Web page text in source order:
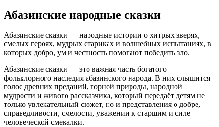
Абазинские народные сказки
Абазинские сказки — народные истории о хитрых зверях,
смелых героях, мудрых стариках и волшебных испытаниях, в
которых добро, ум и честность помогают победить зло.
Абазинские сказки — это важная часть богатого
фольклорного наследия абазинского народа. В них слышится
голос древних преданий, горной природы, народной
мудрости и живого рассказчика, который передаёт детям не
только увлекательный сюжет, но и представления о добре,
справедливости, смелости, уважении к старшим и силе
человеческой смекалки.